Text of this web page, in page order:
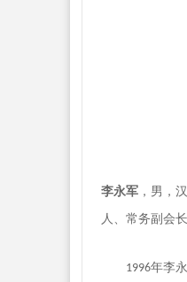
李永军 ，男，
人、常务副会
1996年李